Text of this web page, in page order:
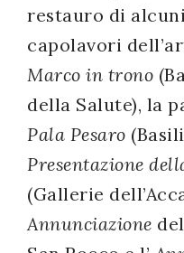
restauro di
capolavori
Marco in trono
della Salute), la
Pala Pesaro
Presentazione
(Gallerie
Annunciazione